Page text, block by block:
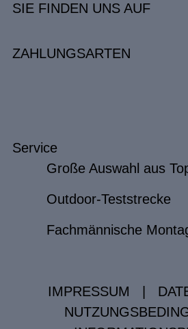
SIE FINDEN UNS AUF
ZAHLUNGSARTEN
Service
Große Auswahl aus
Outdoor-Teststrecke
Fachmännische
IMPRESSUM